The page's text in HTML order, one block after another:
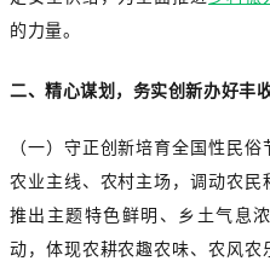
的力量。
二、精心谋划，务实创新办好丰
（一）守正创新培育全国性民
农业主线、农村主场，调动农民
推出主题特色鲜明、乡土气息
动，体现农耕农趣农味、农风农